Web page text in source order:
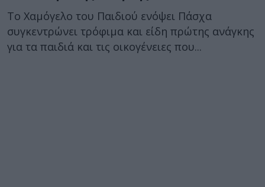
Το Χαμόγελο του Παιδιού ενόψει Πάσχα
συγκεντρώνει τρόφιμα και είδη πρώτης ανάγκης
για τα παιδιά και τις οικογένειες που...